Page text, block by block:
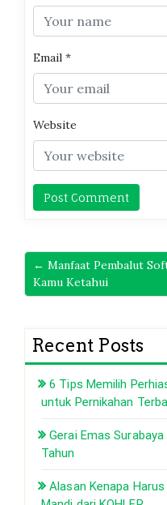
Email *
Website
← Manfaat Pembalut
Kamu Ketahui
Recent Posts
6 Tips Memilih
untuk Pernikahan
Gerai Emas
Tahun
Alasan Kenapa